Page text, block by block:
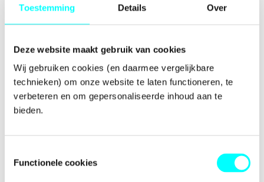
Toestemming Details Over
Deze website maakt gebruik van cookies
Wij gebruiken cookies (en daarmee vergelijkbare
technieken) om onze website te laten functioneren, te
verbeteren en om gepersonaliseerde inhoud aan te
bieden.
Functionele cookies
-side exception has occurred while